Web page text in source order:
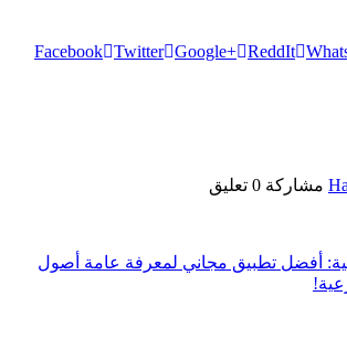
Facebook Twitter Google+ ReddIt
0 تعليق
أفضل تطبيق مجاني لمعرفة عامة أصول